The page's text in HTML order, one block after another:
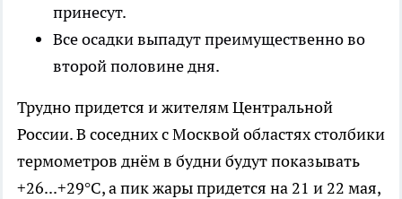
принесут.
Все осадки выпадут преимущественно во
второй половине дня.
Трудно придется и жителям Центральной
России. В соседних с Москвой областях столбики
термометров днём в будни будут показывать
+26...+29°C, а пик жары придется на 21 и 22 мая,